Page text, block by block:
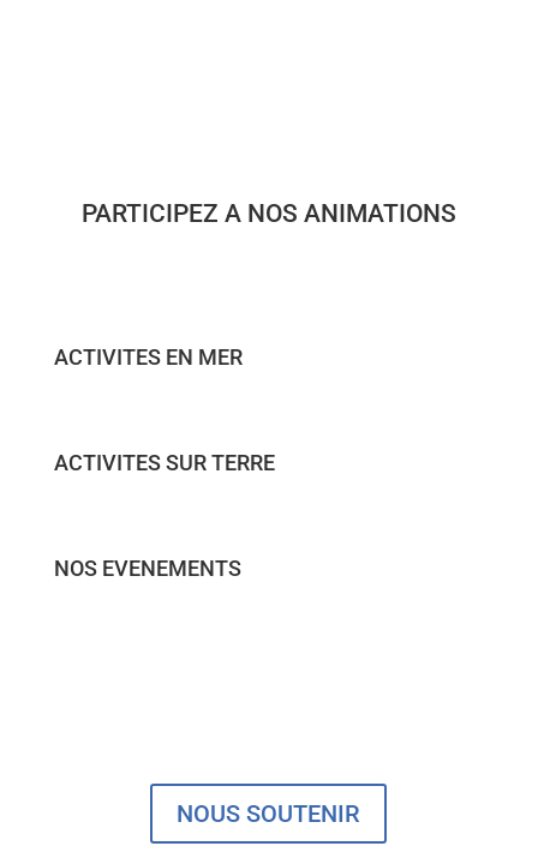
PARTICIPEZ A NOS ANIMATIONS
ACTIVITES EN MER
ACTIVITES SUR TERRE
NOS EVENEMENTS
NOUS SOUTENIR